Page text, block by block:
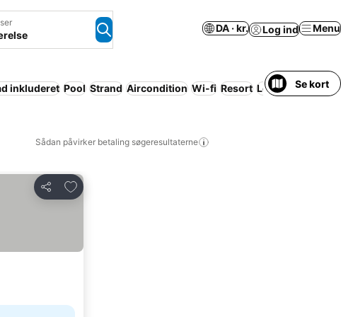
DA · kr. Log ind Menu
inkluderet Pool Strand Aircondition Wi-fi Resort Lejlighed med
Se kort
Sådan påvirker betaling søgeresultaterne
Del
Føj til favoritter